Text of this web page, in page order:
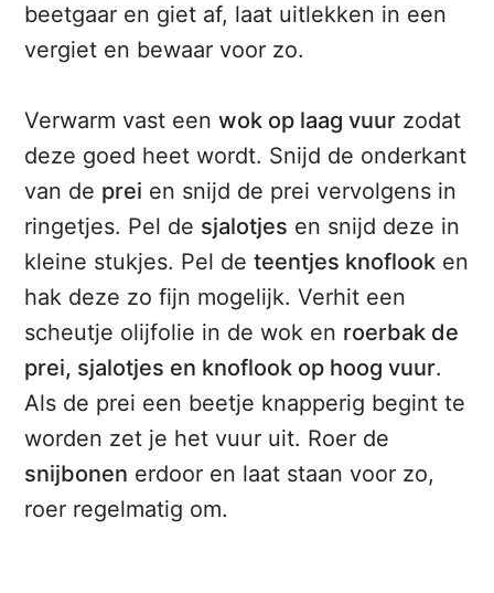
beetgaar en giet af, laat uitlekken in een
vergiet en bewaar voor zo.
Verwarm vast eenwok op laag vuur zodat
deze goed heet wordt. Snijd de onderkant
van de prei en snijd de prei vervolgens in
ringetjes. Pel de sjalotjes en snijd deze in
kleine stukjes. Pel deteentjes knoflook en
hak deze zo fijn mogelijk. Verhit een
scheutje olijfolie in de wok en roerbak de
prei, sjalotjes en knoflook op hoog vuur.
Als de prei een beetje knapperig begint te
worden zet je het vuur uit. Roer de
snijbonen erdoor en laat staan voor zo,
roer regelmatig om.